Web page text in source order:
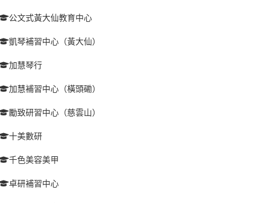
公文式黃大仙教育中心
凱琴補習中心（黃大仙）
加慧琴行
加慧補習中心（橫頭磡）
勵致研習中心（慈雲山）
十美數研
千色美容美甲
卓研補習中心